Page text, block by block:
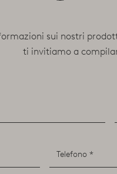
sui nostri
ti invitiamo a